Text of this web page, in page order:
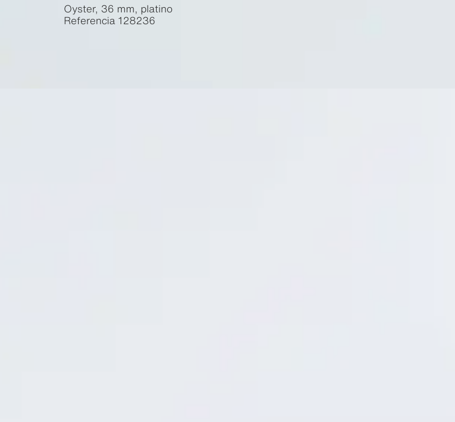
Oyster, 36 mm, platino
Referencia 128236